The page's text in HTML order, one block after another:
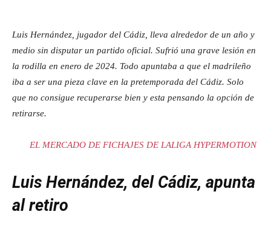
Luis Hernández, jugador del Cádiz, lleva alrededor de un año y
medio sin disputar un partido oficial. Sufrió una grave lesión en
la rodilla en enero de 2024. Todo apuntaba a que el madrileño
iba a ser una pieza clave en la pretemporada del Cádiz. Solo
que no consigue recuperarse bien y esta pensando la opción de
retirarse.
EL MERCADO DE FICHAJES DE LALIGA HYPERMOTION
Luis Hernández, del Cádiz, apunta
al retiro